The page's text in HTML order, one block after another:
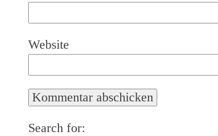
Website
Search for: